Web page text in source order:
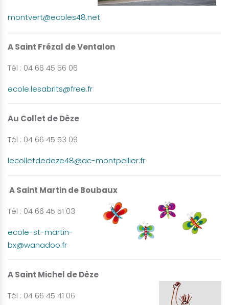
montvert@ecoles48.net
A Saint Frézal de Ventalon
Tél : 04 66 45 56 06
ecole.lesabrits@free.fr
Au Collet de Dèze
Tél : 04 66 45 53 09
lecolletdedeze48@ac-montpellier.fr
A Saint Martin de Boubaux
Tél : 04 66 45 51 03
ecole-st-martin-
bx@wanadoo.fr
A Saint Michel de Dèze
Tél : 04 66 45 41 06